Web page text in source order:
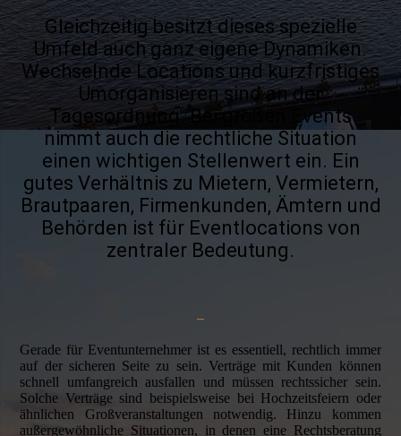
Gleichzeitig besitzt dieses spezielle
Umfeld auch ganz eigene Dynamiken.
Wechselnde Locations und kurzfristiges
Umorganisieren sind an der
Tagesordnung. Bei großen Events
nimmt auch die rechtliche Situation
einen wichtigen Stellenwert ein. Ein
gutes Verhältnis zu Mietern, Vermietern,
Brautpaaren, Firmenkunden, Ämtern und
Behörden ist für Eventlocations von
zentraler Bedeutung.
–
Gerade für Eventunternehmer ist es essentiell, rechtlich immer
auf der sicheren Seite zu sein. Verträge mit Kunden können
schnell umfangreich ausfallen und müssen rechtssicher sein.
Solche Verträge sind beispielsweise bei Hochzeitsfeiern oder
ähnlichen Großveranstaltungen notwendig. Hinzu kommen
außergewöhnliche Situationen, in denen eine Rechtsberatung